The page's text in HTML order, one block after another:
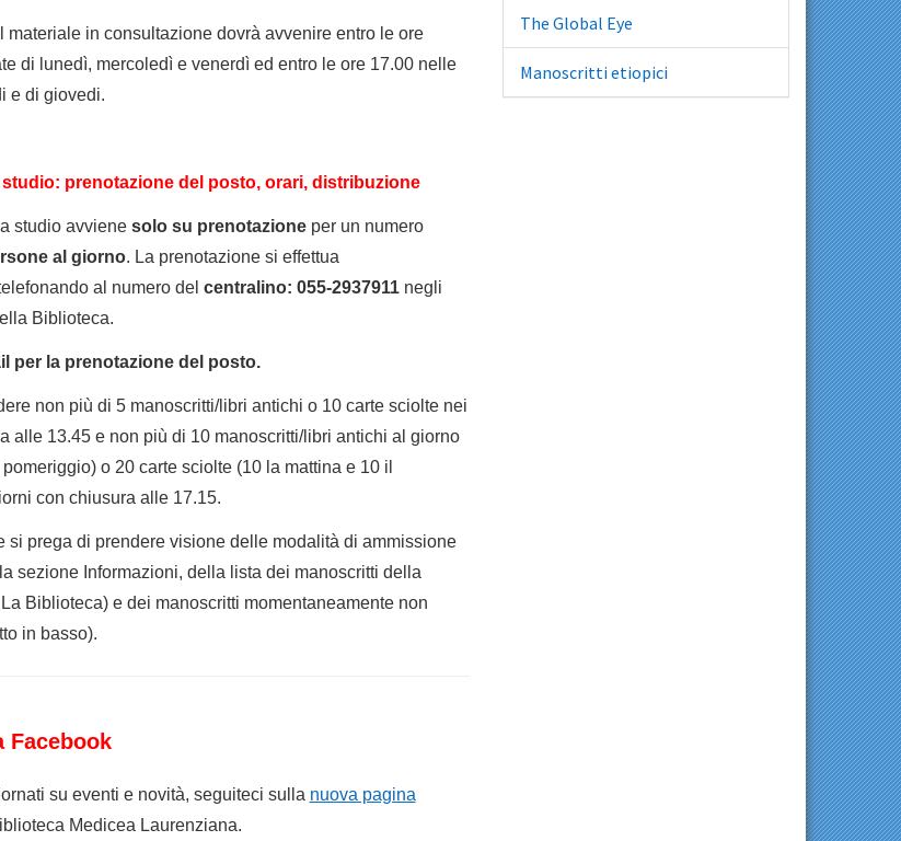
materiale in consultazione dovrà avvenire entro le ore
di lunedì, mercoledì e venerdì ed entro le ore 17.00 nelle
e di giovedi.
prenotazione del posto, orari, distribuzione
studio avviene solo su prenotazione per un numero
al giorno. La prenotazione si effettua
al numero del centralino: 055-2937911negli
Biblioteca.
per la prenotazione del posto.
non più di 5 manoscritti/libri antichi o 10 carte sciolte nei
alle 13.45 e non più di 10 manoscritti/libri antichi al giorno
o 20 carte sciolte (10 la mattina e 10 il
con chiusura alle 17.15.
si prega di prendere visione delle modalità di ammissione
sezione Informazioni, della lista dei manoscritti della
Biblioteca) e dei manoscritti momentaneamente non
in basso).
Facebook
su eventi e novità, seguiteci sulla nuova pagina
Medicea Laurenziana.
The Global Eye
Manoscritti etiopici